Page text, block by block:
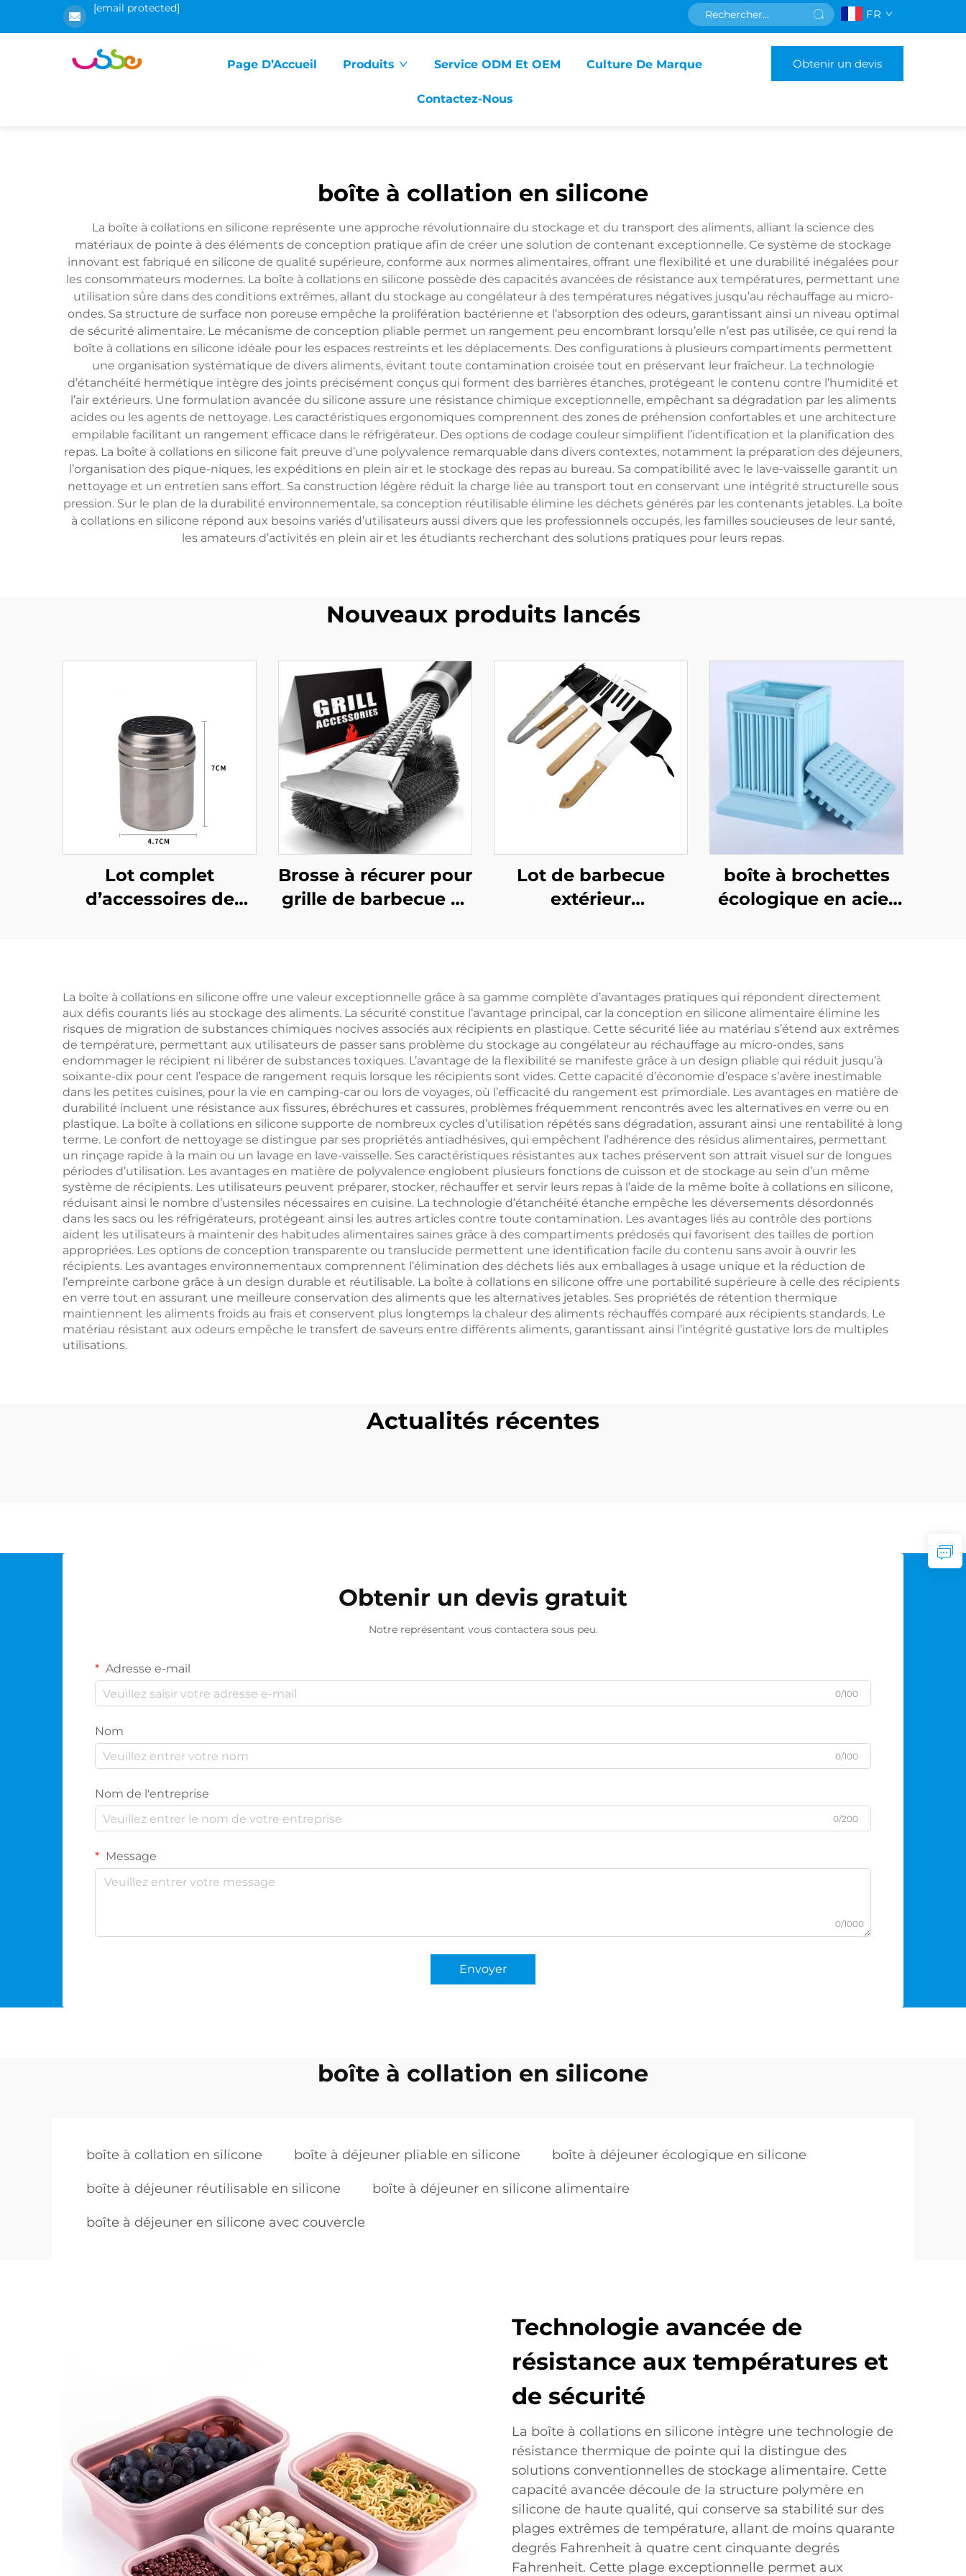
[email protected] FR
Page D’Accueil Produits Service ODM Et OEM Culture De Marque
Contactez-Nous
Obtenir un devis
boîte à collation en silicone
La boîte à collations en silicone représente une approche révolutionnaire du stockage et du transport des aliments, alliant la science des
matériaux de pointe à des éléments de conception pratique afin de créer une solution de contenant exceptionnelle. Ce système de stockage
innovant est fabriqué en silicone de qualité supérieure, conforme aux normes alimentaires, offrant une flexibilité et une durabilité inégalées pour
les consommateurs modernes. La boîte à collations en silicone possède des capacités avancées de résistance aux températures, permettant une
utilisation sûre dans des conditions extrêmes, allant du stockage au congélateur à des températures négatives jusqu’au réchauffage au micro-
ondes. Sa structure de surface non poreuse empêche la prolifération bactérienne et l’absorption des odeurs, garantissant ainsi un niveau optimal
de sécurité alimentaire. Le mécanisme de conception pliable permet un rangement peu encombrant lorsqu’elle n’est pas utilisée, ce qui rend la
boîte à collations en silicone idéale pour les espaces restreints et les déplacements. Des configurations à plusieurs compartiments permettent
une organisation systématique de divers aliments, évitant toute contamination croisée tout en préservant leur fraîcheur. La technologie
d’étanchéité hermétique intègre des joints précisément conçus qui forment des barrières étanches, protégeant le contenu contre l’humidité et
l’air extérieurs. Une formulation avancée du silicone assure une résistance chimique exceptionnelle, empêchant sa dégradation par les aliments
acides ou les agents de nettoyage. Les caractéristiques ergonomiques comprennent des zones de préhension confortables et une architecture
empilable facilitant un rangement efficace dans le réfrigérateur. Des options de codage couleur simplifient l’identification et la planification des
repas. La boîte à collations en silicone fait preuve d’une polyvalence remarquable dans divers contextes, notamment la préparation des déjeuners,
l’organisation des pique-niques, les expéditions en plein air et le stockage des repas au bureau. Sa compatibilité avec le lave-vaisselle garantit un
nettoyage et un entretien sans effort. Sa construction légère réduit la charge liée au transport tout en conservant une intégrité structurelle sous
pression. Sur le plan de la durabilité environnementale, sa conception réutilisable élimine les déchets générés par les contenants jetables. La boîte
à collations en silicone répond aux besoins variés d’utilisateurs aussi divers que les professionnels occupés, les familles soucieuses de leur santé,
les amateurs d’activités en plein air et les étudiants recherchant des solutions pratiques pour leurs repas.
Nouveaux produits lancés
Lot complet
d’accessoires de
vendu en gros,
comprenant des
ustensiles de
barbecue durables et
réutilisables,
notamment des
fourchettes à
barbecue
Brosse à récurer pour
grille de barbecue et
réutilisable, avec
manche en acier
inoxydable et
plastique, outil pour
barbecue et four
Lot de barbecue
extérieur
de bois pour usage
domestique
comprenant des
pinces, un couteau
de cuisine à manche
en bois, une spatule
et une fourchette
boîte à brochettes
écologique en acier
cuisine pour
préparer rapidement
des brochettes de
viande
La boîte à collations en silicone offre une valeur exceptionnelle grâce à sa gamme complète d’avantages pratiques qui répondent directement
aux défis courants liés au stockage des aliments. La sécurité constitue l’avantage principal, car la conception en silicone alimentaire élimine les
risques de migration de substances chimiques nocives associés aux récipients en plastique. Cette sécurité liée au matériau s’étend aux extrêmes
de température, permettant aux utilisateurs de passer sans problème du stockage au congélateur au réchauffage au micro-ondes, sans
endommager le récipient ni libérer de substances toxiques. L’avantage de la flexibilité se manifeste grâce à un design pliable qui réduit jusqu’à
soixante-dix pour cent l’espace de rangement requis lorsque les récipients sont vides. Cette capacité d’économie d’espace s’avère inestimable
dans les petites cuisines, pour la vie en camping-car ou lors de voyages, où l’efficacité du rangement est primordiale. Les avantages en matière de
durabilité incluent une résistance aux fissures, ébréchures et cassures, problèmes fréquemment rencontrés avec les alternatives en verre ou en
plastique. La boîte à collations en silicone supporte de nombreux cycles d’utilisation répétés sans dégradation, assurant ainsi une rentabilité à long
terme. Le confort de nettoyage se distingue par ses propriétés antiadhésives, qui empêchent l’adhérence des résidus alimentaires, permettant
un rinçage rapide à la main ou un lavage en lave-vaisselle. Ses caractéristiques résistantes aux taches préservent son attrait visuel sur de longues
périodes d’utilisation. Les avantages en matière de polyvalence englobent plusieurs fonctions de cuisson et de stockage au sein d’un même
système de récipients. Les utilisateurs peuvent préparer, stocker, réchauffer et servir leurs repas à l’aide de la même boîte à collations en silicone,
réduisant ainsi le nombre d’ustensiles nécessaires en cuisine. La technologie d’étanchéité étanche empêche les déversements désordonnés
dans les sacs ou les réfrigérateurs, protégeant ainsi les autres articles contre toute contamination. Les avantages liés au contrôle des portions
aident les utilisateurs à maintenir des habitudes alimentaires saines grâce à des compartiments prédosés qui favorisent des tailles de portion
appropriées. Les options de conception transparente ou translucide permettent une identification facile du contenu sans avoir à ouvrir les
récipients. Les avantages environnementaux comprennent l’élimination des déchets liés aux emballages à usage unique et la réduction de
l’empreinte carbone grâce à un design durable et réutilisable. La boîte à collations en silicone offre une portabilité supérieure à celle des récipients
en verre tout en assurant une meilleure conservation des aliments que les alternatives jetables. Ses propriétés de rétention thermique
maintiennent les aliments froids au frais et conservent plus longtemps la chaleur des aliments réchauffés comparé aux récipients standards. Le
matériau résistant aux odeurs empêche le transfert de saveurs entre différents aliments, garantissant ainsi l’intégrité gustative lors de multiples
utilisations.
Actualités récentes
Obtenir un devis gratuit
Notre représentant vous contactera sous peu.
Adresse e-mail
0/100
Nom
0/100
Nom de l'entreprise
0/200
Message
0/1000
Envoyer
boîte à collation en silicone
boîte à collation en silicone boîte à déjeuner pliable en silicone boîte à déjeuner écologique en silicone
boîte à déjeuner réutilisable en silicone boîte à déjeuner en silicone alimentaire
boîte à déjeuner en silicone avec couvercle
Technologie avancée de
résistance aux températures et
de sécurité
La boîte à collations en silicone intègre une technologie de
résistance thermique de pointe qui la distingue des
solutions conventionnelles de stockage alimentaire. Cette
capacité avancée découle de la structure polymère en
silicone de haute qualité, qui conserve sa stabilité sur des
plages extrêmes de température, allant de moins quarante
degrés Fahrenheit à quatre cent cinquante degrés
Fahrenheit. Cette plage exceptionnelle permet aux